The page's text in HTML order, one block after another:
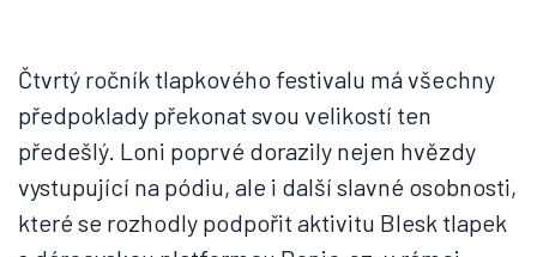
Čtvrtý ročník tlapkového festivalu má všechny
předpoklady překonat svou velikostí ten
předešlý. Loni poprvé dorazily nejen hvězdy
vystupující na pódiu, ale i další slavné osobnosti,
které se rozhodly podpořit aktivitu Blesk tlapek